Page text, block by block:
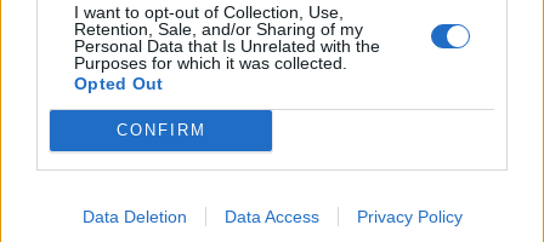
I want to opt-out of Collection, Use,
Retention, Sale, and/or Sharing of my
Personal Data that Is Unrelated with the
Purposes for which it was collected.
Opted Out
CONFIRM
Data Deletion Data Access Privacy Policy
Vogel
(Farm)
Eisvogel​ Eule​